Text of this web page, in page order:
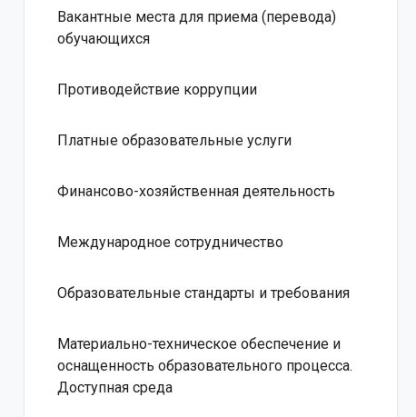
Вакантные места для приема (перевода)
обучающихся
Противодействие коррупции
Платные образовательные услуги
Финансово-хозяйственная деятельность
Международное сотрудничество
Образовательные стандарты и требования
Материально-техническое обеспечение и
оснащенность образовательного процесса.
Доступная среда